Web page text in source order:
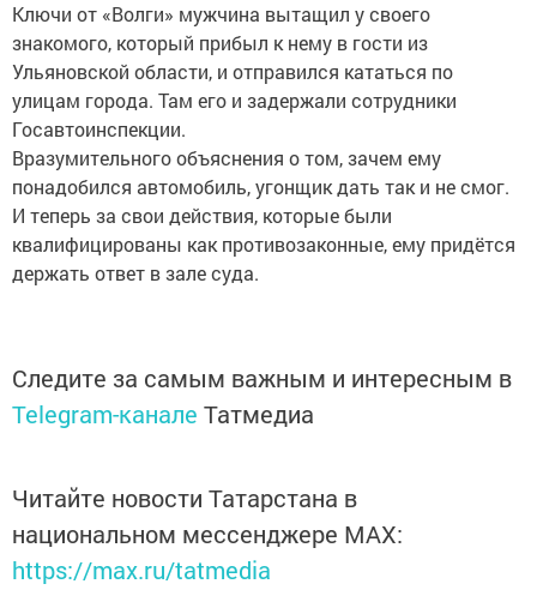
Ключи от «Волги» мужчина вытащил у своего
знакомого, который прибыл к нему в гости из
Ульяновской области, и отправился кататься по
улицам города. Там его и задержали сотрудники
Госавтоинспекции.
Вразумительного объяснения о том, зачем ему
понадобился автомобиль, угонщик дать так и не смог.
И теперь за свои действия, которые были
квалифицированы как противозаконные, ему придётся
держать ответ в зале суда.
Следите за самым важным и интересным в
Telegram-канале Татмедиа
Читайте новости Татарстана в
национальном мессенджере MАХ:
https://max.ru/tatmedia